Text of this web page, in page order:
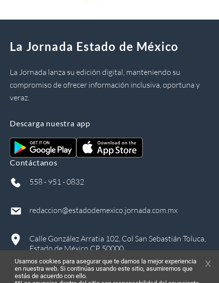
La Jornada Estado de México
La Jornada lanza su edición digital, manteniendo su
compromiso de ofrecer información inclusiva, oportuna y
veraz.
Descarga nuestra app
Contáctanos
558 - 951 - 0832
redaccion@estadodemexico.jornada.com.mx
Calle González Arratia 102, Col San Sebastián Toluca,
Estado de México CP 50000
Usamos cookies para asegurar que te damos la mejor experiencia
en nuestra web. Si continúas usando este sitio, asumiremos que
estás de acuerdo con ello.